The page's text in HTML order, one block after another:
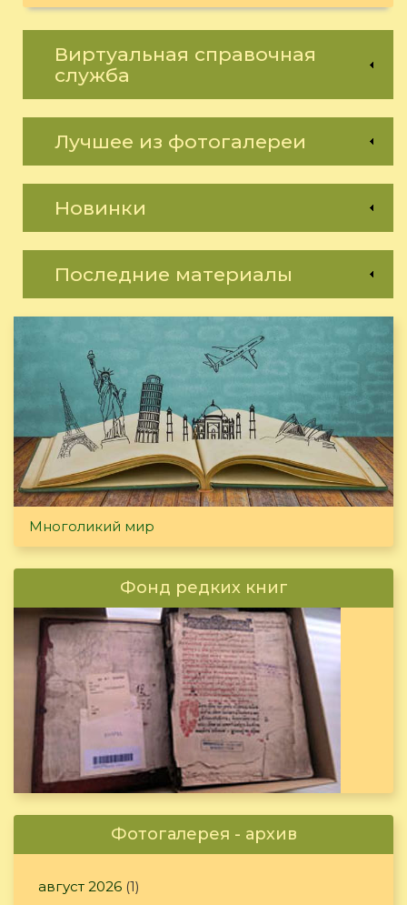
Виртуальная справочная
служба
Лучшее из фотогалереи
Новинки
Последние материалы
Многоликий мир
Фонд редких книг
Фотогалерея - архив
август 2026 (1)